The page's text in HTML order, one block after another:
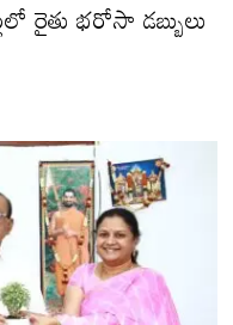
రైతు భరోసా డబ్బులు